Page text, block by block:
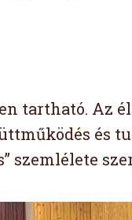
tartható. Az
és
szemlélete